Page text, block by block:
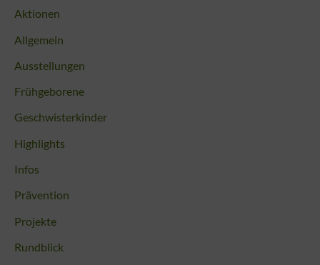
Aktionen
Allgemein
Ausstellungen
Frühgeborene
Geschwisterkinder
Highlights
Infos
Prävention
Projekte
Rundblick